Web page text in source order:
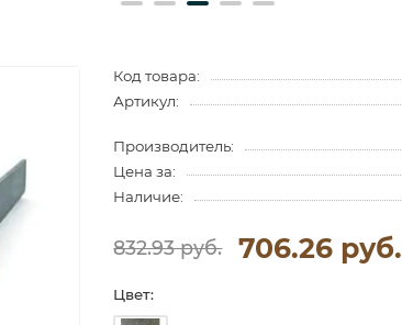
Код товара:
Артикул:
Производитель:
Цена за:
Наличие:
832.93 руб. 706.26 руб.
Цвет: